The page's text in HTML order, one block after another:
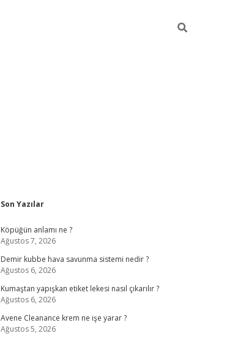
Sidebar
Son Yazılar
Köpüğün anlamı ne ?
Ağustos 7, 2026
Demir kubbe hava savunma sistemi nedir ?
Ağustos 6, 2026
Kumaştan yapışkan etiket lekesi nasıl çıkarılır ?
Ağustos 6, 2026
Avene Cleanance krem ne işe yarar ?
Ağustos 5, 2026